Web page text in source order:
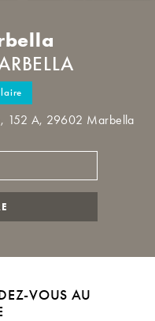
152 A, 29602 Marbella
VOUS AU